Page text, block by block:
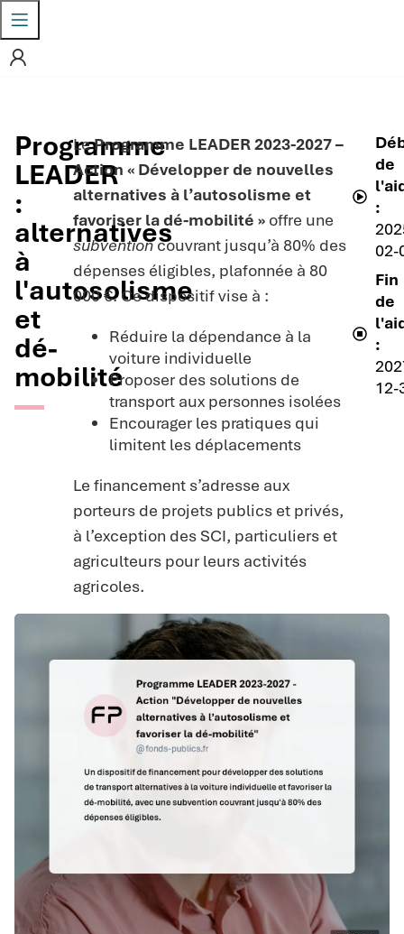
Programme
LEADER
:
alternatives
à
l'autosolisme
et
dé-
mobilité
LeProgramme LEADER 2023-2027 –
Action « Développer de nouvelles
alternatives à l’autosolisme et
favoriser la dé-mobilité » offre une
subventioncouvrant jusqu’à 80% des
dépenses éligibles, plafonnée à 80
000 €. Ce dispositif vise à :
Réduire la dépendance à la
voiture individuelle
Proposer des solutions de
transport aux personnes isolées
Encourager les pratiques qui
limitent les déplacements
Le financement s’adresse aux
porteurs de projets publics et privés,
à l’exception des SCI, particuliers et
agriculteurs pour leurs activités
agricoles.
de
:
02-
Fin
de
:
12-